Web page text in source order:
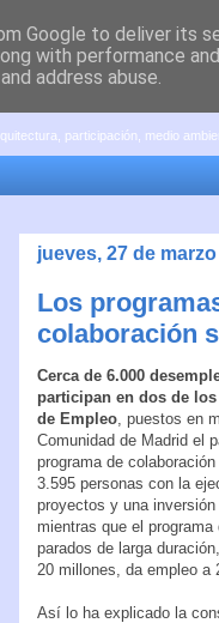
participación, medio
jueves, 27 de
Los
colaboración
Cerca de 6.000
participan en dos de
de Empleo , puestos en
Comunidad de Madrid el
programa de
3.595 personas con la
proyectos y una inversión
mientras que el
parados de larga
20 millones, da empleo a
Así lo ha explicado la
Google to deliver its
with performance
address abuse.